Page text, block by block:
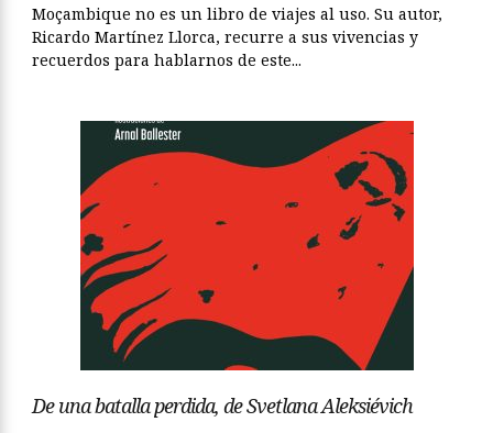
Moçambique no es un libro de viajes al uso. Su autor,
Ricardo Martínez Llorca, recurre a sus vivencias y
recuerdos para hablarnos de este...
De una batalla perdida, de Svetlana Aleksiévich